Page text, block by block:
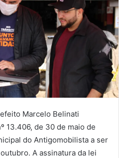
Marcelo Belinati
13.406, de 30 de maio de
do Antigomobilista a ser
A assinatura da lei